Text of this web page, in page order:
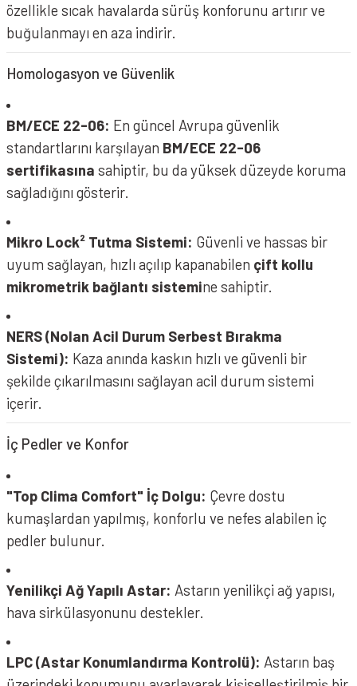
NOLAN N80-8 Kask Classic N-COM 005
NOLAN N80-8 Kask Verniciatura Speciale 344
özellikle sıcak havalarda sürüş konforunu artırır ve
buğulanmayı en aza indirir.
Homologasyon ve Güvenlik
BM/ECE 22-06: En güncel Avrupa güvenlik
standartlarını karşılayan BM/ECE 22-06
sertifikasına sahiptir, bu da yüksek düzeyde koruma
sağladığını gösterir.
Mikro Lock² Tutma Sistemi: Güvenli ve hassas bir
uyum sağlayan, hızlı açılıp kapanabilen çift kollu
mikrometrik bağlantı sistemine sahiptir.
NERS (Nolan Acil Durum Serbest Bırakma
Sistemi): Kaza anında kaskın hızlı ve güvenli bir
şekilde çıkarılmasını sağlayan acil durum sistemi
içerir.
İç Pedler ve Konfor
"Top Clima Comfort" İç Dolgu: Çevre dostu
kumaşlardan yapılmış, konforlu ve nefes alabilen iç
pedler bulunur.
Yenilikçi Ağ Yapılı Astar: Astarın yenilikçi ağ yapısı,
hava sirkülasyonunu destekler.
LPC (Astar Konumlandırma Kontrolü): Astarın baş